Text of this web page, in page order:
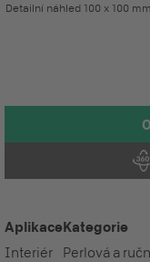
Detailní náhled 100 x 100 mm
Aplikace
Interiér
Kategorie
Perlová a